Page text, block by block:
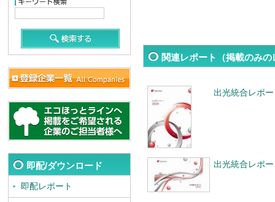
即配/ダウンロード
即配レポート
関連レポート（掲載のみ
出光統合レポ
出光統合レポ